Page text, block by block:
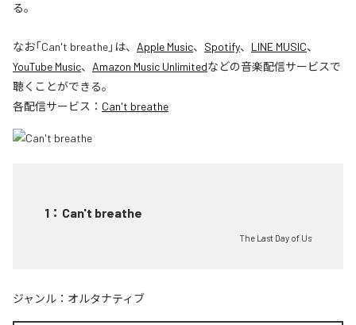
る。
なお「Can't breathe」は、 Apple Music、 Spotify、 LINE MUSIC、
YouTube Music、 Amazon Music Unlimitedなどの音楽配信サービスで
聴くことができる。
各配信サービス： Can't breathe
1 ： Can't breathe
The Last Day of Us
ジャンル： オルタナティブ